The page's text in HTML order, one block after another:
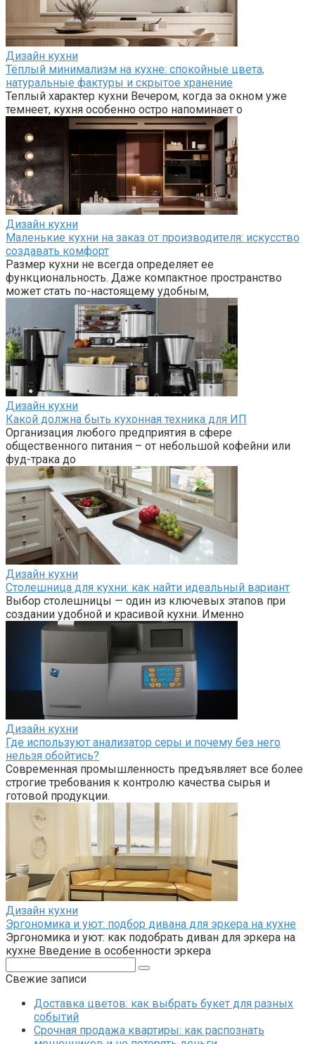
Дизайн кухни
Тёплый минимализм на кухне: спокойные цвета,
натуральные фактуры и скрытое хранение
Теплый характер кухни Вечером, когда за окном уже
темнеет, кухня особенно остро напоминает о
Дизайн кухни
Маленькие кухни на заказ от производителя: искусство
создавать комфорт
Размер кухни не всегда определяет ее
функциональность. Даже компактное пространство
может стать по-настоящему удобным,
Дизайн кухни
Какой должна быть кухонная техника для ИП
Организация любого предприятия в сфере
общественного питания – от небольшой кофейни или
фуд-трака до
Дизайн кухни
Столешница для кухни: как найти идеальный вариант
Выбор столешницы — один из ключевых этапов при
создании удобной и красивой кухни. Именно
Дизайн кухни
Где используют анализатор серы и почему без него
нельзя обойтись?
Современная промышленность предъявляет все более
строгие требования к контролю качества сырья и
готовой продукции.
Дизайн кухни
Эргономика и уют: подбор дивана для эркера на кухне
Эргономика и уют: как подобрать диван для эркера на
кухне Введение в особенности эркера
Свежие записи
Доставка цветов: как выбрать букет для разных
событий
Срочная продажа квартиры: как распознать